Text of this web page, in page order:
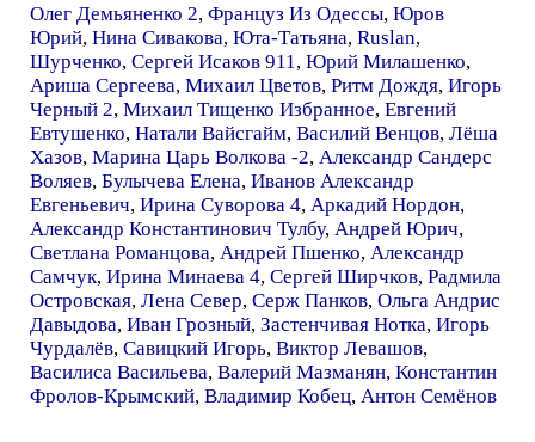
Олег Демьяненко 2, Француз Из Одессы, Юров
Юрий, Нина Сивакова, Юта-Татьяна, Ruslan,
Шурченко, Сергей Исаков 911 , Юрий Милашенко,
Ариша Сергеева, Михаил Цветов, Ритм Дождя, Игорь
Черный 2, Михаил Тищенко Избранное, Евгений
Евтушенко, Натали Вайсгайм, Василий Венцов, Лёша
Хазов, Марина Царь Волкова -2, Александр Сандерс
Воляев, Булычева Елена, Иванов Александр
Евгеньевич, Ирина Суворова 4, Аркадий Нордон,
Александр Константинович Тулбу, Андрей Юрич,
Светлана Романцова, Андрей Пшенко, Александр
Самчук, Ирина Минаева 4, Сергей Ширчков, Радмила
Островская, Лена Север, Серж Панков, Ольга Андрис
Давыдова, Иван Грозный, Застенчивая Нотка, Игорь
Чурдалёв, Савицкий Игорь, Виктор Левашов,
Василиса Васильева, Валерий Мазманян, Константин
Фролов-Крымский, Владимир Кобец, Антон Семёнов